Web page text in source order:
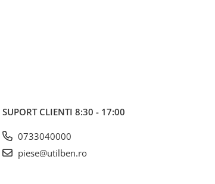
SUPORT CLIENTI 8:30 - 17:00
0733040000
piese@utilben.ro